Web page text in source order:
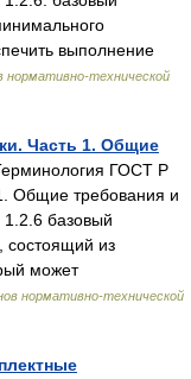
выполнение
нормативно-технической
Часть 1. Общие
ГОСТ Р
Общие требования и
базовый
состоящий из
может
нормативно-технической